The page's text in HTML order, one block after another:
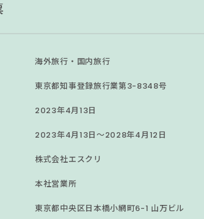
海外旅⾏・国内旅⾏
東京都知事登録旅⾏業第3-8348号
2023年4⽉13⽇
2023年4⽉13⽇〜2028年4⽉12⽇
株式会社エスクリ
本社営業所
東京都中央区日本橋小網町6-1 山万ビル